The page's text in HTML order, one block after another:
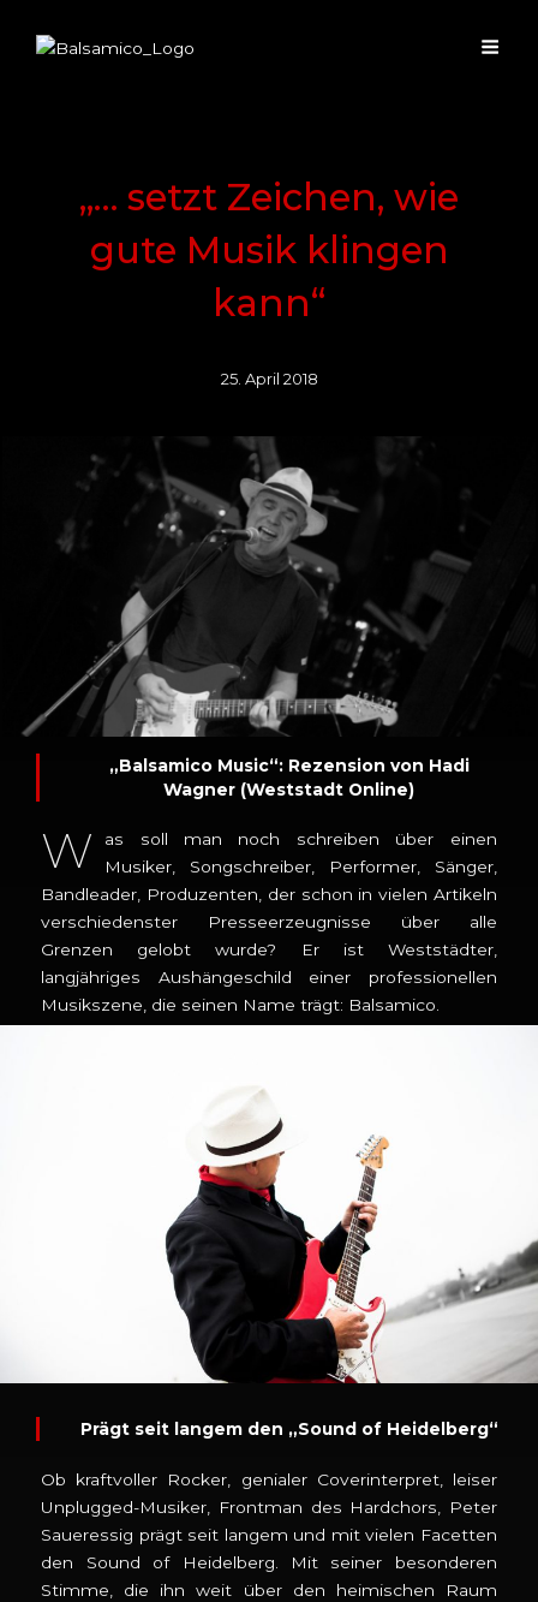
„… setzt Zeichen, wie
gute Musik klingen
kann“
25. April 2018
„Balsamico Music“: Rezension von Hadi
Wagner (Weststadt Online)
W
as soll man noch schreiben über einen
Musiker, Songschreiber, Performer, Sänger,
Bandleader, Produzenten, der schon in vielen Artikeln
verschiedenster Presseerzeugnisse über alle
Grenzen gelobt wurde? Er ist Weststädter,
langjähriges Aushängeschild einer professionellen
Musikszene, die seinen Name trägt: Balsamico.
Prägt seit langem den „Sound of Heidelberg“
Ob kraftvoller Rocker, genialer Coverinterpret, leiser
Unplugged-Musiker, Frontman des Hardchors, Peter
Saueressig prägt seit langem und mit vielen Facetten
den Sound of Heidelberg. Mit seiner besonderen
Stimme, die ihn weit über den heimischen Raum